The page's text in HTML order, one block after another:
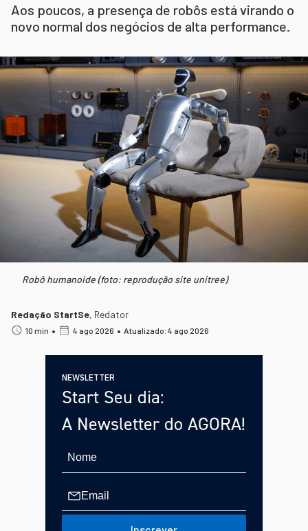
Aos poucos, a presença de robôs está virando o
novo normal dos negócios de alta performance.
Robô humanoide (foto: reprodução site unitree)
Redação StartSe, Redator
10 min • 4 ago 2026 • Atualizado: 4 ago 2026
NEWSLETTER
Start Seu dia:
A Newsletter do AGORA!